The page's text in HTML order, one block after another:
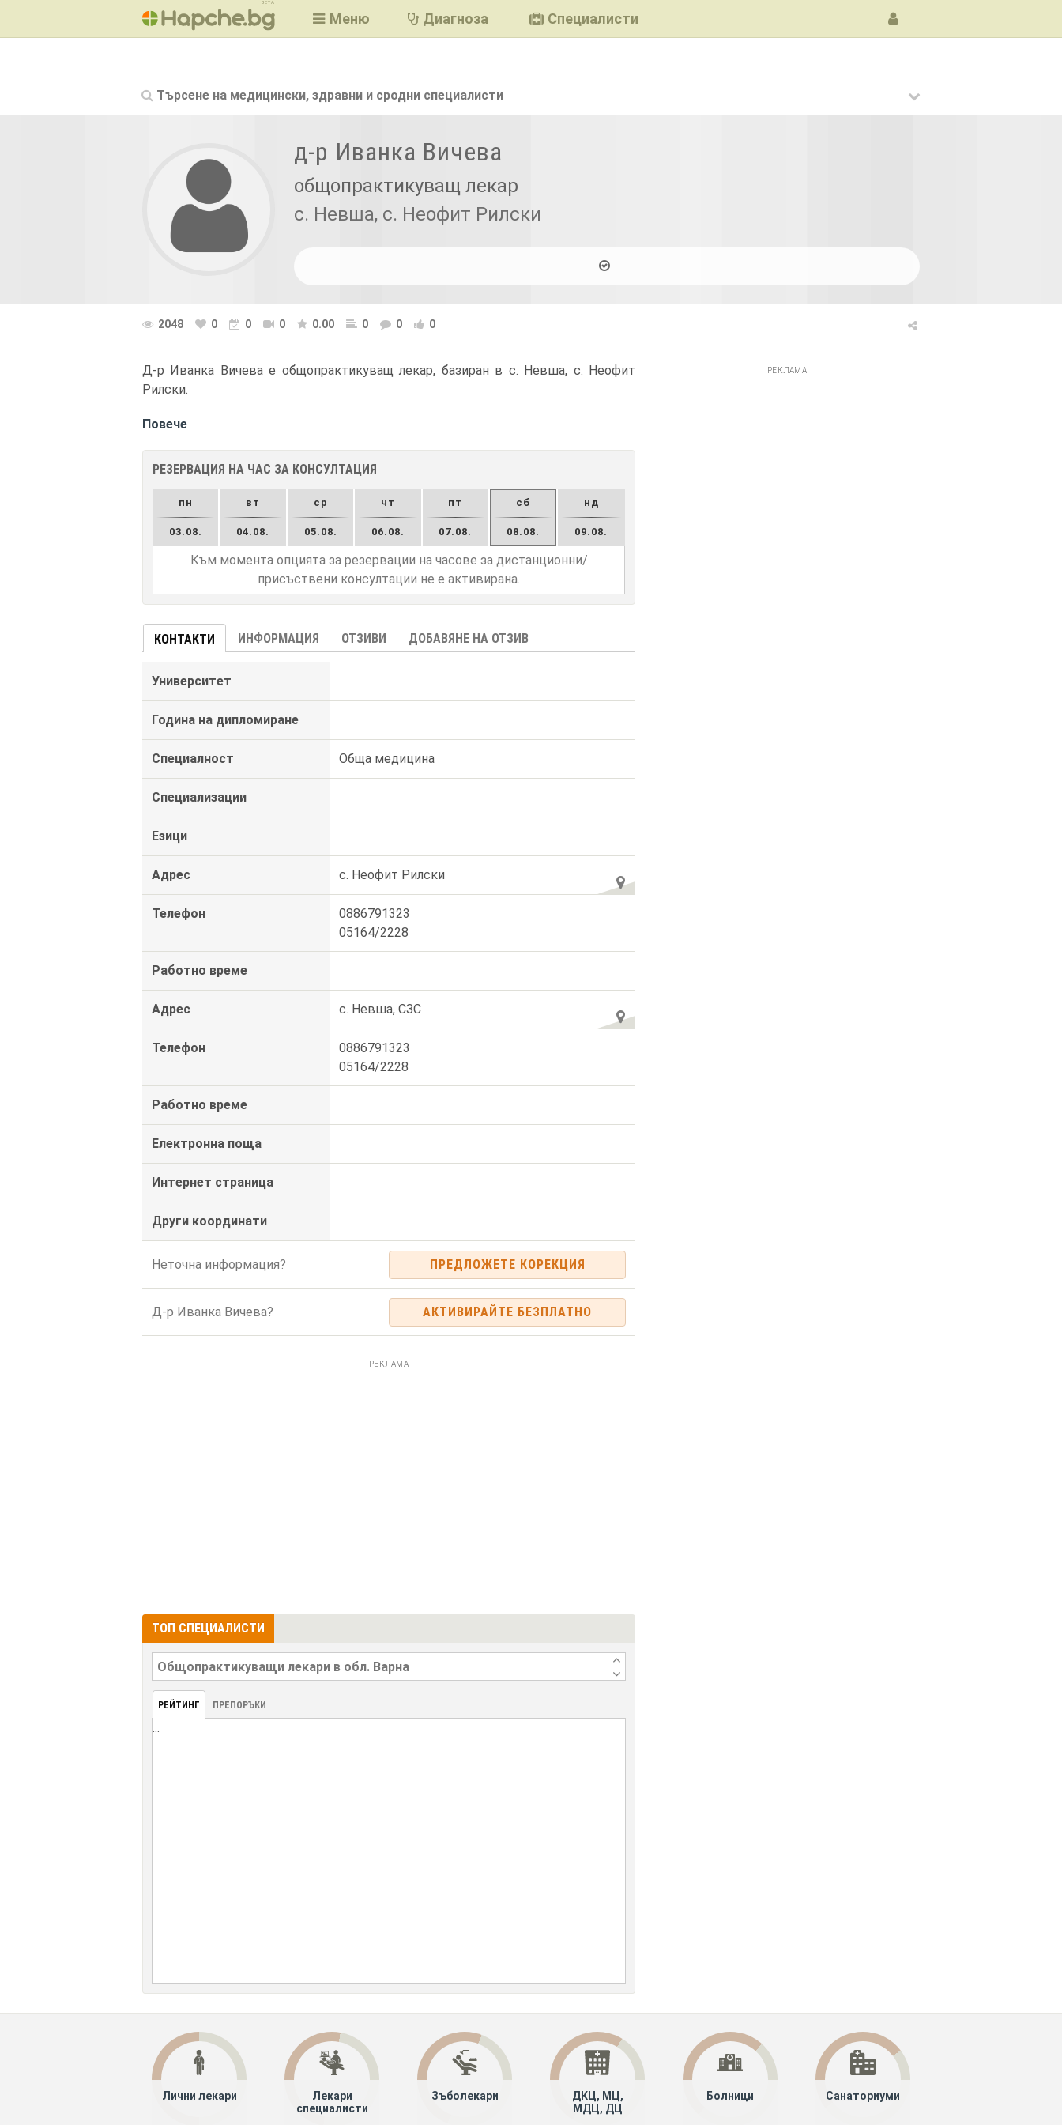
BETA
Меню Диагноза Специалисти
Търсене на медицински, здравни и сродни специалисти
д-р Иванка Вичева
общопрактикуващ лекар
с. Невша, с. Неофит Рилски
2048 0 0 0 0.00 0 0 0
Д-р Иванка Вичева е общопрактикуващ лекар, базиран в с. Невша, с. Неофит
Рилски.
Повече
РЕЗЕРВАЦИЯ НА ЧАС ЗА КОНСУЛТАЦИЯ
пн
03.08.
вт
04.08.
ср
05.08.
чт
06.08.
пт
07.08.
сб
08.08.
нд
09.08.
Към момента опцията за резервации на часове за дистанционни/
присъствени консултации не е активирана.
КОНТАКТИ ИНФОРМАЦИЯ ОТЗИВИ ДОБАВЯНЕ НА ОТЗИВ
Университет
Година на дипломиране
Специалност Обща медицина
Специализации
Езици
Адрес с. Неофит Рилски
Телефон
0886791323
05164/2228
Работно време
Адрес с. Невша, СЗС
Телефон
0886791323
05164/2228
Работно време
Електронна поща
Интернет страница
Други координати
Неточна информация? ПРЕДЛОЖЕТЕ КОРЕКЦИЯ
Д-р Иванка Вичева? АКТИВИРАЙТЕ БЕЗПЛАТНО
РЕКЛАМА
ТОП СПЕЦИАЛИСТИ
РЕЙТИНГ ПРЕПОРЪКИ
...
РЕКЛАМА
Лични лекари
Лекари
специалисти
Зъболекари
ДКЦ, МЦ,
МДЦ, ДЦ
Болници Санаториуми